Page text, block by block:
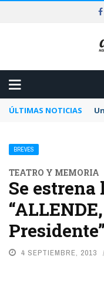
ÚLTIMAS NOTICIAS
BREVES
TEATRO Y MEMORIA
Se estrena
Presidente”
4 SEPTIEMBRE, 2013